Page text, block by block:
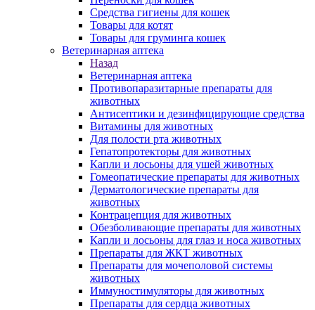
Средства гигиены для кошек
Товары для котят
Товары для груминга кошек
Ветеринарная аптека
Назад
Ветеринарная аптека
Противопаразитарные препараты для
животных
Антисептики и дезинфицирующие средства
Витамины для животных
Для полости рта животных
Гепатопротекторы для животных
Капли и лосьоны для ушей животных
Гомеопатические препараты для животных
Дерматологические препараты для
животных
Контрацепция для животных
Обезболивающие препараты для животных
Капли и лосьоны для глаз и носа животных
Препараты для ЖКТ животных
Препараты для мочеполовой системы
животных
Иммуностимуляторы для животных
Препараты для сердца животных